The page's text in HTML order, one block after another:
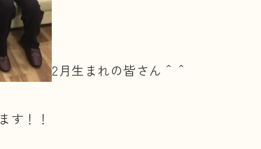
2月生まれの皆さん＾＾
す！！